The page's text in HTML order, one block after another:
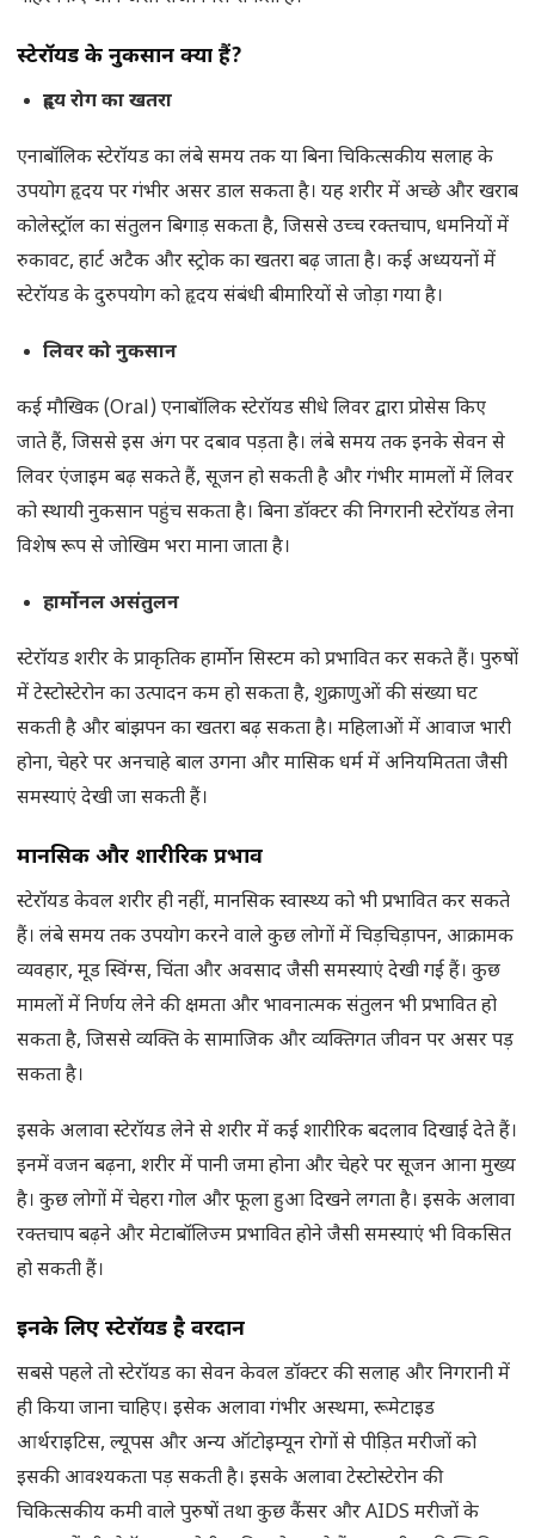
स्टेरॉयड के नुकसान क्या हैं?
हृदय रोग का खतरा
एनाबॉलिक स्टेरॉयड का लंबे समय तक या बिना चिकित्सकीय सलाह के
उपयोग हृदय पर गंभीर असर डाल सकता है। यह शरीर में अच्छे और खराब
कोलेस्ट्रॉल का संतुलन बिगाड़ सकता है, जिससे उच्च रक्तचाप, धमनियों में
रुकावट, हार्ट अटैक और स्ट्रोक का खतरा बढ़ जाता है। कई अध्ययनों में
स्टेरॉयड के दुरुपयोग को हृदय संबंधी बीमारियों से जोड़ा गया है।
लिवर को नुकसान
कई मौखिक (Oral) एनाबॉलिक स्टेरॉयड सीधे लिवर द्वारा प्रोसेस किए
जाते हैं, जिससे इस अंग पर दबाव पड़ता है। लंबे समय तक इनके सेवन से
लिवर एंजाइम बढ़ सकते हैं, सूजन हो सकती है और गंभीर मामलों में लिवर
को स्थायी नुकसान पहुंच सकता है। बिना डॉक्टर की निगरानी स्टेरॉयड लेना
विशेष रूप से जोखिम भरा माना जाता है।
हार्मोनल असंतुलन
स्टेरॉयड शरीर के प्राकृतिक हार्मोन सिस्टम को प्रभावित कर सकते हैं। पुरुषों
में टेस्टोस्टेरोन का उत्पादन कम हो सकता है, शुक्राणुओं की संख्या घट
सकती है और बांझपन का खतरा बढ़ सकता है। महिलाओं में आवाज भारी
होना, चेहरे पर अनचाहे बाल उगना और मासिक धर्म में अनियमितता जैसी
समस्याएं देखी जा सकती हैं।
मानसिक और शारीरिक प्रभाव
स्टेरॉयड केवल शरीर ही नहीं, मानसिक स्वास्थ्य को भी प्रभावित कर सकते
हैं। लंबे समय तक उपयोग करने वाले कुछ लोगों में चिड़चिड़ापन, आक्रामक
व्यवहार, मूड स्विंग्स, चिंता और अवसाद जैसी समस्याएं देखी गई हैं। कुछ
मामलों में निर्णय लेने की क्षमता और भावनात्मक संतुलन भी प्रभावित हो
सकता है, जिससे व्यक्ति के सामाजिक और व्यक्तिगत जीवन पर असर पड़
सकता है।
इसके अलावा स्टेरॉयड लेने से शरीर में कई शारीरिक बदलाव दिखाई देते हैं।
इनमें वजन बढ़ना, शरीर में पानी जमा होना और चेहरे पर सूजन आना मुख्य
है। कुछ लोगों में चेहरा गोल और फूला हुआ दिखने लगता है। इसके अलावा
रक्तचाप बढ़ने और मेटाबॉलिज्म प्रभावित होने जैसी समस्याएं भी विकसित
हो सकती हैं।
इनके लिए स्टेरॉयड है वरदान
सबसे पहले तो स्टेरॉयड का सेवन केवल डॉक्टर की सलाह और निगरानी में
ही किया जाना चाहिए। इसेक अलावा गंभीर अस्थमा, रूमेटाइड
आर्थराइटिस, ल्यूपस और अन्य ऑटोइम्यून रोगों से पीड़ित मरीजों को
इसकी आवश्यकता पड़ सकती है। इसके अलावा टेस्टोस्टेरोन की
चिकित्सकीय कमी वाले पुरुषों तथा कुछ कैंसर और AIDS मरीजों के